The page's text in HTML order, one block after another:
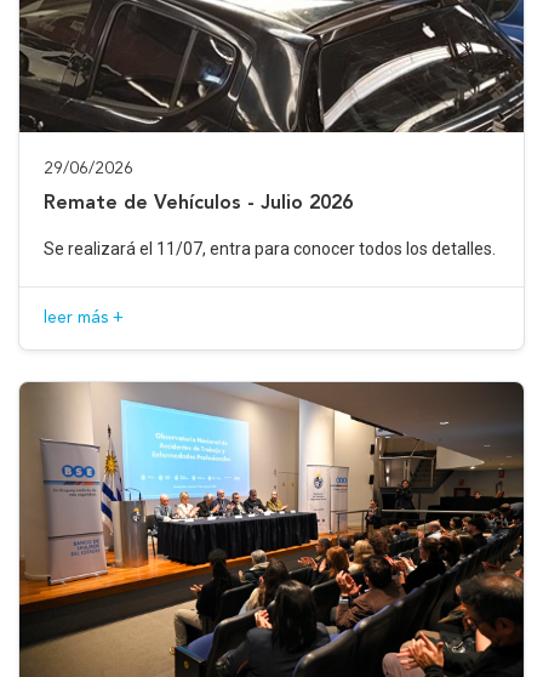
29/06/2026
Remate de Vehículos - Julio 2026
Se realizará el 11/07, entra para conocer todos los detalles.
leer más +